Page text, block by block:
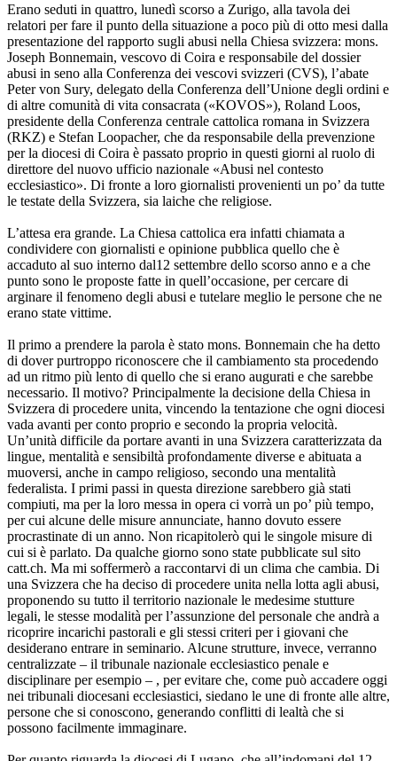
Erano seduti in quattro, lunedì scorso a Zurigo, alla tavola dei
relatori per fare il punto della situazione a poco più di otto mesi dalla
presentazione del rapporto sugli abusi nella Chiesa svizzera: mons.
Joseph Bonnemain, vescovo di Coira e responsabile del dossier
abusi in seno alla Conferenza dei vescovi svizzeri (CVS), l’abate
Peter von Sury, delegato della Conferenza dell’Unione degli ordini e
di altre comunità di vita consacrata («KOVOS»), Roland Loos,
presidente della Conferenza centrale cattolica romana in Svizzera
(RKZ) e Stefan Loopacher, che da responsabile della prevenzione
per la diocesi di Coira è passato proprio in questi giorni al ruolo di
direttore del nuovo ufficio nazionale «Abusi nel contesto
ecclesiastico». Di fronte a loro giornalisti provenienti un po’ da tutte
le testate della Svizzera, sia laiche che religiose.
L’attesa era grande. La Chiesa cattolica era infatti chiamata a
condividere con giornalisti e opinione pubblica quello che è
accaduto al suo interno dal12 settembre dello scorso anno e a che
punto sono le proposte fatte in quell’occasione, per cercare di
arginare il fenomeno degli abusi e tutelare meglio le persone che ne
erano state vittime.
Il primo a prendere la parola è stato mons. Bonnemain che ha detto
di dover purtroppo riconoscere che il cambiamento sta procedendo
ad un ritmo più lento di quello che si erano augurati e che sarebbe
necessario. Il motivo? Principalmente la decisione della Chiesa in
Svizzera di procedere unita, vincendo la tentazione che ogni diocesi
vada avanti per conto proprio e secondo la propria velocità.
Un’unità difficile da portare avanti in una Svizzera caratterizzata da
lingue, mentalità e sensibiltà profondamente diverse e abituata a
muoversi, anche in campo religioso, secondo una mentalità
federalista. I primi passi in questa direzione sarebbero già stati
compiuti, ma per la loro messa in opera ci vorrà un po’ più tempo,
per cui alcune delle misure annunciate, hanno dovuto essere
procrastinate di un anno. Non ricapitolerò qui le singole misure di
cui si è parlato. Da qualche giorno sono state pubblicate sul sito
catt.ch. Ma mi soffermerò a raccontarvi di un clima che cambia. Di
una Svizzera che ha deciso di procedere unita nella lotta agli abusi,
proponendo su tutto il territorio nazionale le medesime stutture
legali, le stesse modalità per l’assunzione del personale che andrà a
ricoprire incarichi pastorali e gli stessi criteri per i giovani che
desiderano entrare in seminario. Alcune strutture, invece, verranno
centralizzate – il tribunale nazionale ecclesiastico penale e
disciplinare per esempio – , per evitare che, come può accadere oggi
nei tribunali diocesani ecclesiastici, siedano le une di fronte alle altre,
persone che si conoscono, generando conflitti di lealtà che si
possono facilmente immaginare.